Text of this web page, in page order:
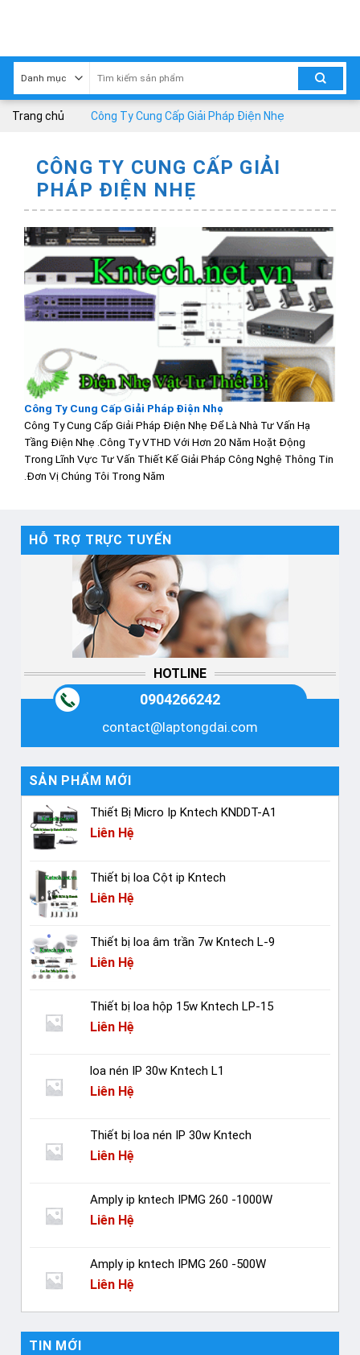
Trang chủ Công Ty Cung Cấp Giải Pháp Điện Nhẹ
HỖ TRỢ TRỰC TUYẾN
HOTLINE
0904266242
contact@laptongdai.com
SẢN PHẨM MỚI
Thiết Bị Micro Ip Kntech KNDDT-A1
Liên Hệ
Thiết bị loa Cột ip Kntech
Liên Hệ
Thiết bị loa âm trần 7w Kntech L-9
Liên Hệ
Thiết bị loa hộp 15w Kntech LP-15
Liên Hệ
loa nén IP 30w Kntech L1
Liên Hệ
Thiết bị loa nén IP 30w Kntech
Liên Hệ
Amply ip kntech IPMG 260 -1000W
Liên Hệ
Amply ip kntech IPMG 260 -500W
Liên Hệ
TIN MỚI
CÔNG TY CUNG CẤP GIẢI
PHÁP ĐIỆN NHẸ
Công Ty Cung Cấp Giải Pháp Điện Nhẹ
Công Ty Cung Cấp Giải Pháp Điện Nhẹ Để Là Nhà Tư Vấn Hạ
Tầng Điện Nhẹ .Công Ty VTHD Với Hơn 20 Năm Hoặt Động
Trong Lĩnh Vực Tư Vấn Thiết Kế Giải Pháp Công Nghệ Thông Tin
.Đơn Vị Chúng Tôi Trong Năm